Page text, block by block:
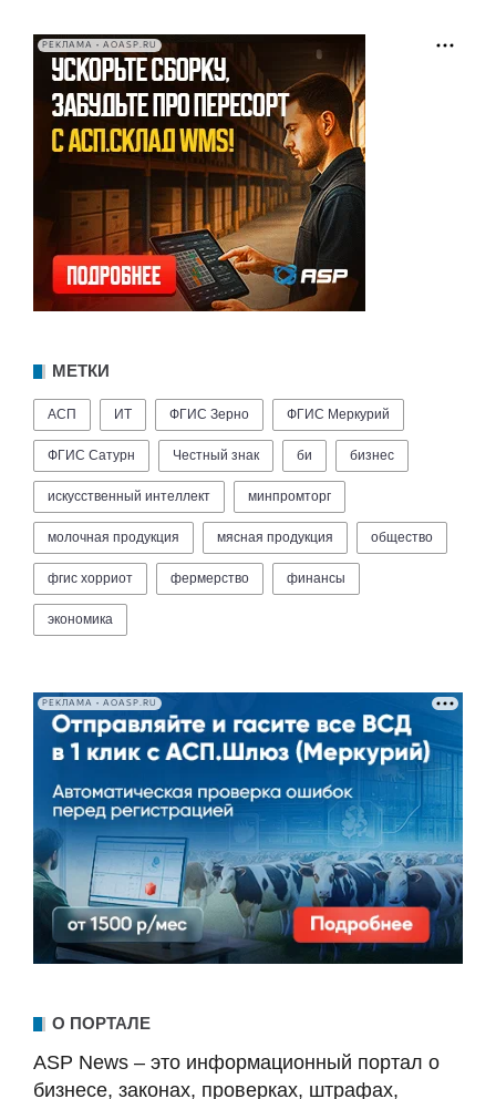
РЕКЛАМА • AOASP.RU
МЕТКИ
АСП ИТ ФГИС Зерно ФГИС Меркурий
ФГИС Сатурн Честный знак би бизнес
искусственный интеллект минпромторг
молочная продукция мясная продукция общество
фгис хорриот фермерство финансы
экономика
РЕКЛАМА • AOASP.RU
О ПОРТАЛЕ
ASP News – это информационный портал о
бизнесе, законах, проверках, штрафах,